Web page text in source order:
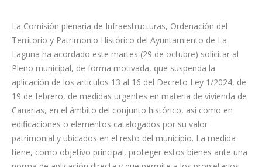
La Comisión plenaria de Infraestructuras, Ordenación del
Territorio y Patrimonio Histórico del Ayuntamiento de La
Laguna ha acordado este martes (29 de octubre) solicitar al
Pleno municipal, de forma motivada, que suspenda la
aplicación de los artículos 13 al 16 del Decreto Ley 1/2024, de
19 de febrero, de medidas urgentes en materia de vivienda de
Canarias, en el ámbito del conjunto histórico, así como en
edificaciones o elementos catalogados por su valor